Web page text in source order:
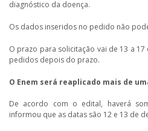
diagnóstico da doença.
Os dados inseridos no pedido não
O prazo para solicitação vai de 13 a
pedidos depois do prazo.
O Enem será reaplicado mais de
De acordo com o edital, haverá
informou que as datas são 12 e 13 de